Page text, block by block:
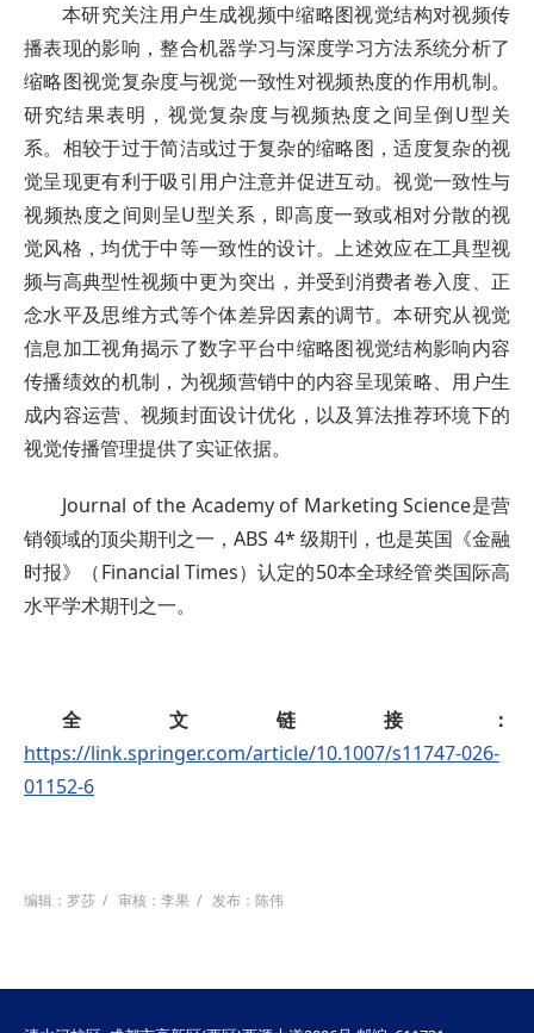
本研究关注用户生成视频中缩略图视觉结构对视频传
播表现的影响，整合机器学习与深度学习方法系统分析了
缩略图视觉复杂度与视觉一致性对视频热度的作用机制。
研究结果表明，视觉复杂度与视频热度之间呈倒U型关
系。相较于过于简洁或过于复杂的缩略图，适度复杂的视
觉呈现更有利于吸引用户注意并促进互动。视觉一致性与
视频热度之间则呈U型关系，即高度一致或相对分散的视
觉风格，均优于中等一致性的设计。上述效应在工具型视
频与高典型性视频中更为突出，并受到消费者卷入度、正
念水平及思维方式等个体差异因素的调节。本研究从视觉
信息加工视角揭示了数字平台中缩略图视觉结构影响内容
传播绩效的机制，为视频营销中的内容呈现策略、用户生
成内容运营、视频封面设计优化，以及算法推荐环境下的
视觉传播管理提供了实证依据。
Journal of the Academy of Marketing Science是营
销领域的顶尖期刊之一，ABS 4* 级期刊，也是英国《金融
时报》（Financial Times）认定的50本全球经管类国际高
水平学术期刊之一。
全文链接：
https://link.springer.com/article/10.1007/s11747-026-
01152-6
编辑：罗莎 / 审核：李果 / 发布：陈伟